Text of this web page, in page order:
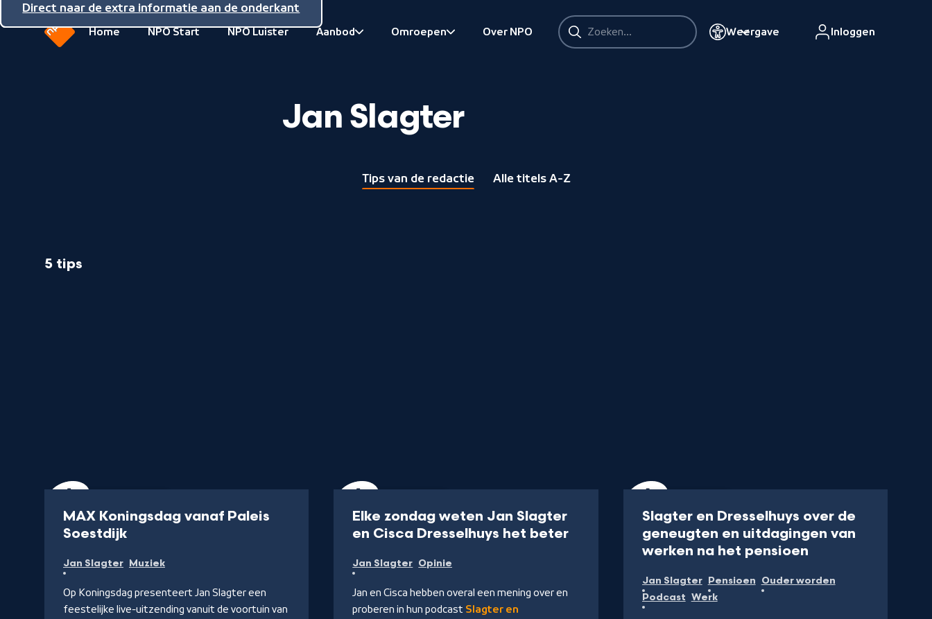
Direct naar de inhoud
Direct naar de hoofdnavigatie
Direct naar de extra informatie aan de onderkant
Home NPO Start NPO Luister
Aanbod
Omroepen
Over NPO
Zoeken
Zoeken
Weergave Inloggen
Jan Slagter
Tips van de redactie Alle titels A-Z
5 tips
MAX Koningsdag vanaf Paleis
Soestdijk
op
Start
Jan Slagter Muziek
Op Koningsdag presenteert Jan Slagter een
feestelijke live-uitzending vanuit de voortuin van
Elke zondag weten Jan Slagter
en Cisca Dresselhuys het beter-
Jan Slagter Opinie
Jan en Cisca hebben overal een mening over en
proberen in hun podcast Slagter en
Slagter en Dresselhuys over de
geneugten en uitdagingen van
werken na het pensioen-
de
Jan Slagter Pensioen Ouder worden
Podcast Werk